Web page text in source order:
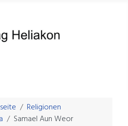
Religionen
Samael Aun Weor